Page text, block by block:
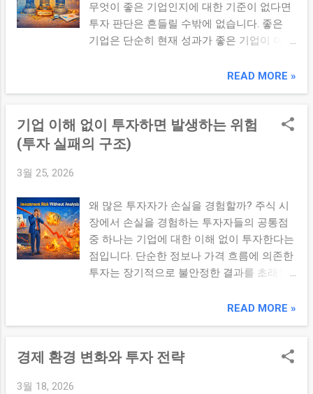
시장 변동 속에서도 기업에 대한 확신이 있어
야 장기 보유가 가능합니다. ③ 복리 효과 활
용 장기적으로 성장하는 기업은 복리 효과를
기 투자 관점의 분석 요소 지속 가능한 수익
구조 경쟁 우위 (브랜드, 기술) 산업 성장성 경
업 가치에 큰 영향을 미칩니다. 4. 장기 투자
성...
무엇이 좋은 기업인지에 대한 기준이 없다면
투자 판단은 흔들릴 수밖에 없습니다. 좋은
기업은 단순히 현재 성과가 좋은 기업이 아니
기업 입니다. ✔ 핵심 요약 좋은 기업은 수익
성, 성장성, 안정성을 균형 있게 갖추고 있으
기업이다. 1. 좋은 기업의 핵심 조건 ① 지속
가능한 수익 구조 기업이 안정적으로 이익을
야 합니다. ③ 재무 안정성 과도한 부채 없이
안정적인 재무 구조를 유지하는 것이 중요합
니다. 2. 경쟁력 요소 분석 독점적 기술 또는
브랜드 높은 시장 점유율 진입 장벽 존재 이
러한 요소는 기업의 장기적인 경쟁력을 결정
좋은 기업 일반 기업 수익성 지속적 불안정
성장성 장기 성장 가능 제한적 재무 구조 안
단기 실적만 보고 판단 유행 산업만 추종 기
READ MORE »
기업 이해 없이 투자하면 발생하는 위험
(투자 실패의 구조)
3월 25, 2026
왜 많은 투자자가 손실을 경험할까? 주식 시
장에서 손실을 경험하는 투자자들의 공통점
중 하나는 기업에 대한 이해 없이 투자한다는
점입니다. 단순한 정보나 가격 흐름에 의존한
투자는 장기적으로 불안정한 결과를 초래할
사고 있는지 아는 것 입니다. ✔ 핵심 요약 기
이어질 가능성이 높다. 1. 기업 이해 없이 투
READ MORE »
경제 환경 변화와 투자 전략
3월 18, 2026